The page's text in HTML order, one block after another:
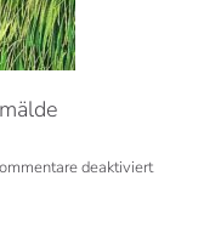
deaktiviertfür